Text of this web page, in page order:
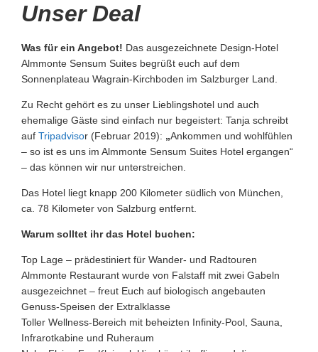
Unser Deal
Was für ein Angebot! Das ausgezeichnete Design-Hotel
Almmonte Sensum Suites begrüßt euch auf dem
Sonnenplateau Wagrain-Kirchboden im Salzburger Land.
Zu Recht gehört es zu unser Lieblingshotel und auch
ehemalige Gäste sind einfach nur begeistert: Tanja schreibt
auf Tripadvisor (Februar 2019): „Ankommen und wohlfühlen
– so ist es uns im Almmonte Sensum Suites Hotel ergangen“
– das können wir nur unterstreichen.
Das Hotel liegt knapp 200 Kilometer südlich von München,
ca. 78 Kilometer von Salzburg entfernt.
Warum solltet ihr das Hotel buchen:
Top Lage – prädestiniert für Wander- und Radtouren
Almmonte Restaurant wurde von Falstaff mit zwei Gabeln
ausgezeichnet – freut Euch auf biologisch angebauten
Genuss-Speisen der Extralklasse
Toller Wellness-Bereich mit beheizten Infinity-Pool, Sauna,
Infrarotkabine und Ruheraum